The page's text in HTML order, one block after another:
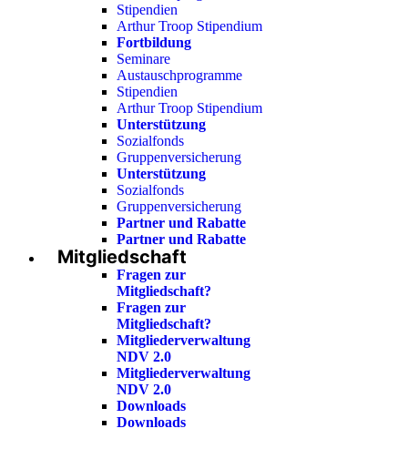
Stipendien
Arthur Troop Stipendium
Fortbildung
Seminare
Austauschprogramme
Stipendien
Arthur Troop Stipendium
Unterstützung
Sozialfonds
Gruppenversicherung
Unterstützung
Sozialfonds
Gruppenversicherung
Partner und Rabatte
Partner und Rabatte
Mitgliedschaft
Fragen zur
Mitgliedschaft?
Fragen zur
Mitgliedschaft?
Mitgliederverwaltung
NDV 2.0
Mitgliederverwaltung
NDV 2.0
Downloads
Downloads